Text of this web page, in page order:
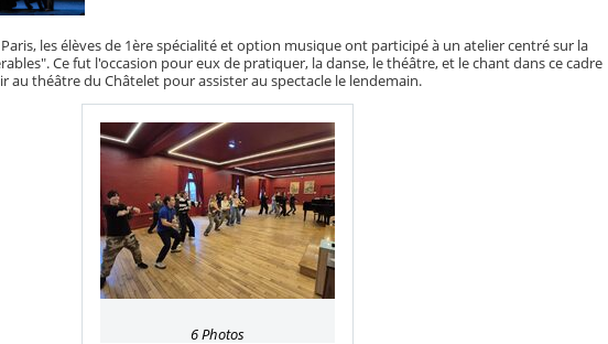
les élèves de 1ère spécialité et option musique ont participé à un atelier centré sur la
Ce fut l'occasion pour eux de pratiquer, la danse, le théâtre, et le chant dans ce cadre
au théâtre du Châtelet pour assister au spectacle le lendemain.
6 Photos